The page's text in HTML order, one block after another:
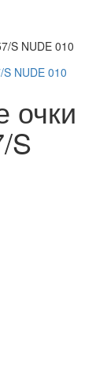
S NUDE 010
очки
S